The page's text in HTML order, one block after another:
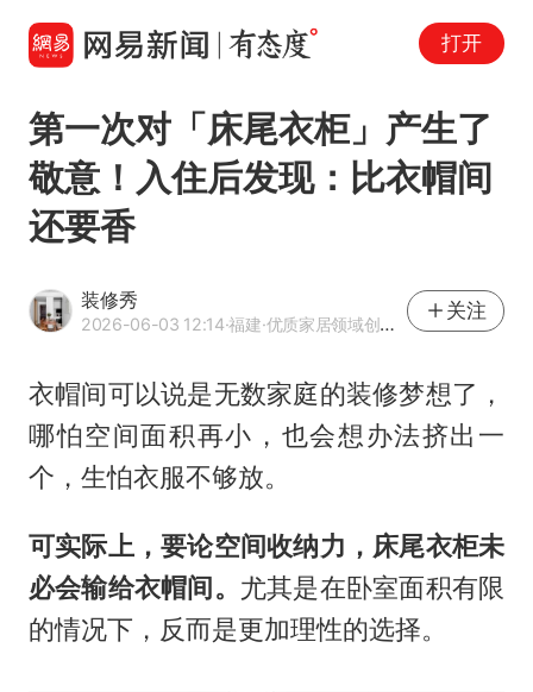
打开
第一次对「床尾衣柜」产生了
敬意！入住后发现：比衣帽间
还要香
装修秀
2026-06-03 12:14·福建·优质家居领域创作者
关注
衣帽间可以说是无数家庭的装修梦想了，
哪怕空间面积再小，也会想办法挤出一
个，生怕衣服不够放。
可实际上，要论空间收纳力，床尾衣柜未
必会输给衣帽间。 尤其是在卧室面积有限
的情况下，反而是更加理性的选择。